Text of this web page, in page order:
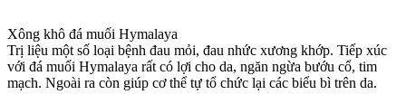
Xông khô đá muối Hymalaya
Trị liệu một số loại bệnh đau mỏi, đau nhức xương khớp. Tiếp xúc
với đá muối Hymalaya rất có lợi cho da, ngăn ngừa bướu cổ, tim
mạch. Ngoài ra còn giúp cơ thể tự tổ chức lại các biểu bì trên da.